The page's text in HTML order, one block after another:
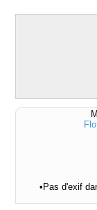
•Pas d'exif